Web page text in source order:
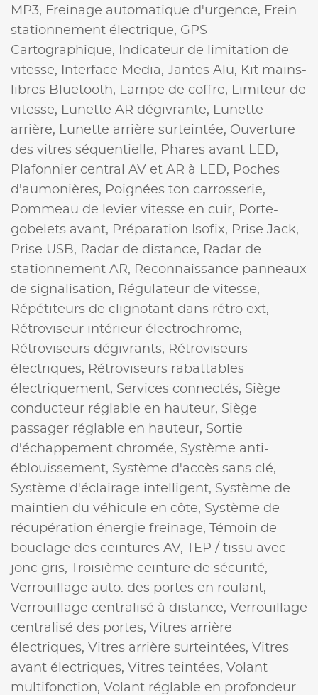
MP3, Freinage automatique d'urgence, Frein
stationnement électrique, GPS
Cartographique,
Indicateur de limitation de
vitesse,
Interface Media, Jantes Alu, Kit mains-
libres Bluetooth,
Lampe de coffre,
Limiteur de
vitesse,
Lunette AR dégivrante,
Lunette
arrière,
Lunette arrière surteintée, Ouverture
des vitres séquentielle, Phares avant LED,
Plafonnier central AV et AR à LED, Poches
d'aumonières, Poignées ton carrosserie,
Pommeau de levier vitesse en cuir, Porte-
gobelets avant, Préparation Isofix, Prise Jack,
Prise USB, Radar de distance, Radar de
stationnement AR, Reconnaissance panneaux
de signalisation, Régulateur de vitesse,
Répétiteurs de clignotant dans rétro ext,
Rétroviseur intérieur électrochrome,
Rétroviseurs dégivrants, Rétroviseurs
électriques, Rétroviseurs rabattables
électriquement, Services connectés, Siège
conducteur réglable en hauteur, Siège
passager réglable en hauteur, Sortie
d'échappement chromée, Système anti-
éblouissement, Système d'accès sans clé,
Système d'éclairage intelligent, Système de
maintien du véhicule en côte, Système de
récupération énergie freinage,
Témoin de
bouclage des ceintures AV,
TEP / tissu avec
jonc gris,
Troisième ceinture de sécurité,
Verrouillage auto. des portes en roulant,
Verrouillage centralisé à distance, Verrouillage
centralisé des portes, Vitres arrière
électriques, Vitres arrière surteintées, Vitres
avant électriques, Vitres teintées, Volant
multifonction, Volant réglable en profondeur